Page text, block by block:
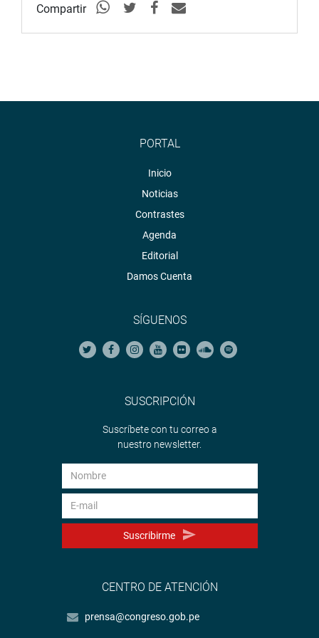
estamos aquí para servir”.
Compartir
PORTAL
Inicio
Noticias
Contrastes
Agenda
Editorial
Damos Cuenta
SÍGUENOS
SUSCRIPCIÓN
Suscríbete con tu correo a
nuestro newsletter.
Suscribirme
CENTRO DE ATENCIÓN
prensa@congreso.gob.pe